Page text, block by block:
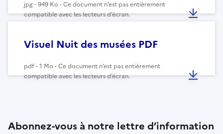
jpg - 949 Ko - Ce document n’est pas entièrement
compatible avec les lecteurs d’écran.
Visuel Nuit des musées PDF
pdf - 1 Mo - Ce document n’est pas entièrement
compatible avec les lecteurs d’écran.
Abonnez-vous à notre lettre d’information